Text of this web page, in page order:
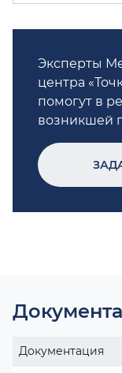
Эксперты
центра
помогут в
возникшей
Документация